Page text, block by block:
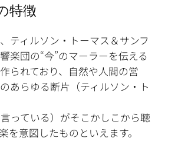
特徴
ティルソン・トーマス＆サンフ
楽団の“今”のマーラーを伝える
られており、自然や人間の営
あらゆる断片（ティルソン・ト
言っている）がそこかしこから聴
を意図したものといえます。